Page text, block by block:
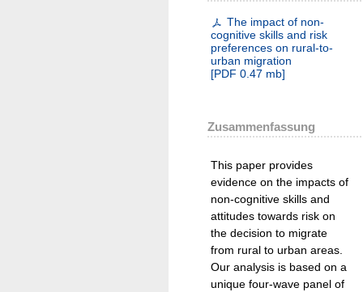
The impact of non-
cognitive skills and risk
preferences on rural-to-
urban migration
[PDF 0.47 mb]
Zusammenfassung
This paper provides
evidence on the impacts of
non-cognitive skills and
attitudes towards risk on
the decision to migrate
from rural to urban areas.
Our analysis is based on a
unique four-wave panel of